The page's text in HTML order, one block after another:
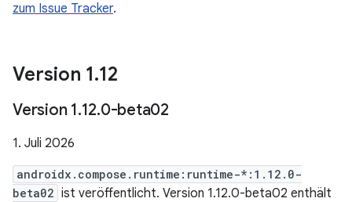
zum Issue Tracker.
Version 1.12
Version 1.12.0-beta02
1. Juli 2026
androidx.compose.runtime:runtime-*:1.12.0-
beta02 ist veröffentlicht. Version 1.12.0-beta02 enthält